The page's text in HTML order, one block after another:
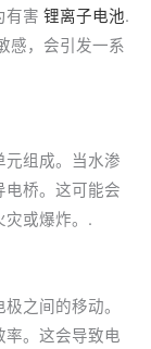
有害 锂离子电池.
感，会引发一系
元组成。当水渗
电桥。这可能会
灾或爆炸。.
之间的移动。
率。这会导致电